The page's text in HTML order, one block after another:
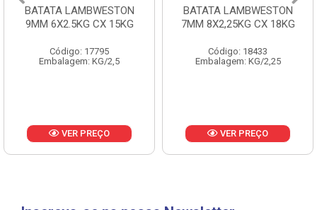
BATATA LAMBWESTON
9MM 6X2.5KG CX 15KG
Código: 17795
Embalagem: KG/2,5
VER PREÇO
BATATA LAMBWESTON
7MM 8X2,25KG CX 18KG
Código: 18433
Embalagem: KG/2,25
VER PREÇO